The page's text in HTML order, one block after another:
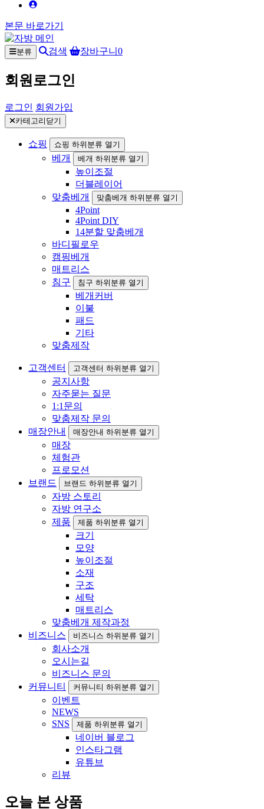
본문 바로가기
분류 검색 장바구니 0
회원로그인
로그인 회원가입
카테고리닫기
쇼핑 쇼핑 하위분류 열기
베개 베개 하위분류 열기
높이조절
더블레이어
맞춤베개
맞춤베개 하위분류 열기
4Point
4Point DIY
14분할 맞춤베개
바디필로우
캠핑베개
매트리스
침구
침구 하위분류 열기
베개커버
이불
패드
기타
맞춤제작
고객센터 고객센터 하위분류 열기
공지사항
자주묻는 질문
1:1문의
맞춤제작 문의
매장안내
매장안내 하위분류 열기
매장
체험관
프로모션
브랜드
브랜드 하위분류 열기
자방 스토리
자방 연구소
제품
제품 하위분류 열기
크기
모양
높이조절
소재
구조
세탁
매트리스
맞춤베개 제작과정
비즈니스
비즈니스 하위분류 열기
회사소개
오시는길
비즈니스 문의
커뮤니티
커뮤니티 하위분류 열기
이벤트
NEWS
SNS
제품 하위분류 열기
네이버 블로그
인스타그램
유튜브
리뷰
오늘 본 상품